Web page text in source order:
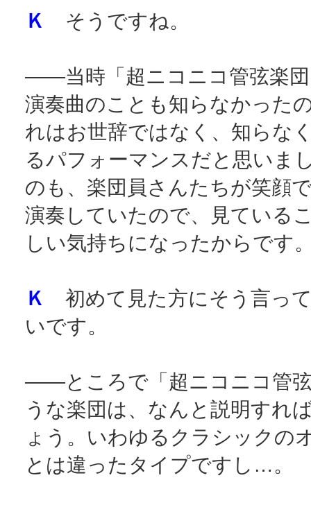
Ｋ そうですね。
――当時「超ニコニコ管弦楽
演奏曲のことも知らなかった
れはお世辞ではなく、知らな
るパフォーマンスだと思いま
のも、楽団員さんたちが笑顔
演奏していたので、見ている
しい気持ちになったからです
Ｋ
初めて見た方にそう言っ
いです。
――ところで「超ニコニコ管
うな楽団は、なんと説明すれ
ょう。いわゆるクラシックの
とは違ったタイプですし…。